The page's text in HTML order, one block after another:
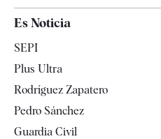
Televisión
Es Noticia
SEPI
Plus Ultra
Rodríguez Zapatero
Pedro Sánchez
Guardia Civil